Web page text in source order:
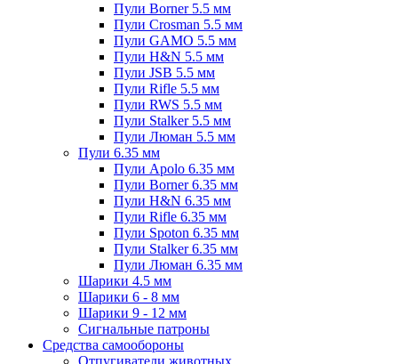
Пули Borner 5.5 мм
Пули Crosman 5.5 мм
Пули GAMO 5.5 мм
Пули H&N 5.5 мм
Пули JSB 5.5 мм
Пули Rifle 5.5 мм
Пули RWS 5.5 мм
Пули Stalker 5.5 мм
Пули Люман 5.5 мм
Пули 6.35 мм
Пули Apolo 6.35 мм
Пули Borner 6.35 мм
Пули H&N 6.35 мм
Пули Rifle 6.35 мм
Пули Spoton 6.35 мм
Пули Stalker 6.35 мм
Пули Люман 6.35 мм
Шарики 4.5 мм
Шарики 6 - 8 мм
Шарики 9 - 12 мм
Сигнальные патроны
Средства самообороны
Отпугиватели животных